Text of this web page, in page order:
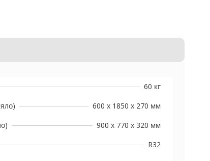
60 кг
600 x 1850 x 270 мм
900 x 770 x 320 мм
R32